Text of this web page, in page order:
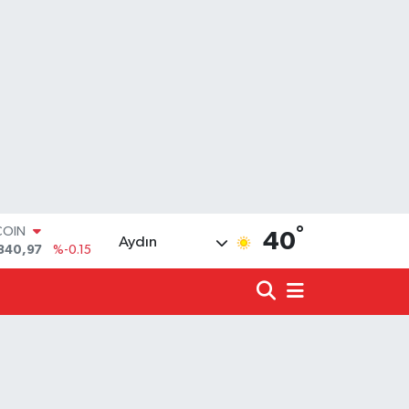
Aydın 40°